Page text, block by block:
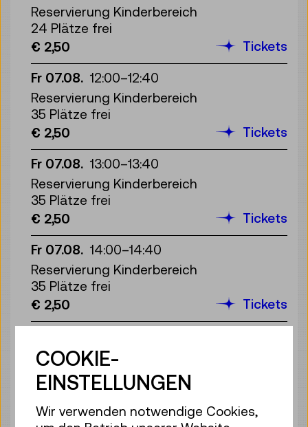
Reservierung Kinderbereich
24 Plätze frei
€ 2,50
Tickets
Fr 07.08. 12:00–12:40
Reservierung Kinderbereich
35 Plätze frei
€ 2,50
Tickets
Fr 07.08. 13:00–13:40
Reservierung Kinderbereich
35 Plätze frei
€ 2,50
Tickets
Fr 07.08. 14:00–14:40
Reservierung Kinderbereich
35 Plätze frei
€ 2,50
Tickets
Reservierung Kinderbereich
35 Plätze frei
€ 2,50
Fr 07.08. 16:00– 16:40
COOKIE-
EINSTELLUNGEN
Wir verwenden notwendige Cookies,